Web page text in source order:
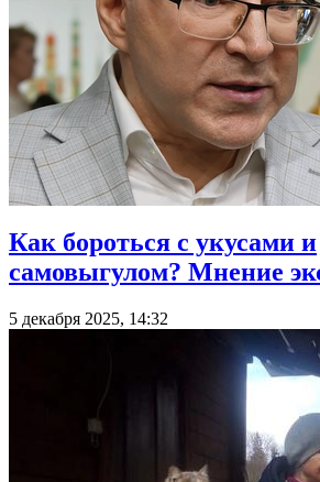
Как бороться с укусами и
самовыгулом? Мнение
5 декабря 2025, 14:32